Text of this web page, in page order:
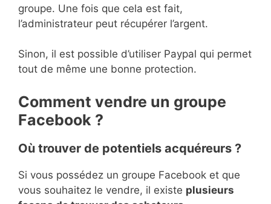
groupe. Une fois que cela est fait,
l’administrateur peut récupérer l’argent.
Sinon, il est possible d’utiliser Paypal qui permet
tout de même une bonne protection.
Comment vendre un groupe
Facebook ?
Où trouver de potentiels acquéreurs ?
Si vous possédez un groupe Facebook et que
vous souhaitez le vendre, il existe plusieurs